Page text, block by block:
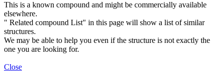
This is a known compound and might be commercially available
elsewhere.
" Related compound List" in this page will show a list of similar
structures.
We may be able to help you even if the structure is not exactly the
one you are looking for.
Close